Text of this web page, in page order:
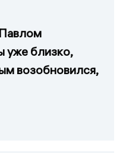
уже близко,
возобновился,